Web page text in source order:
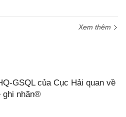
Xem thêm
GSQL của Cục Hải quan về
ghi nhãn®